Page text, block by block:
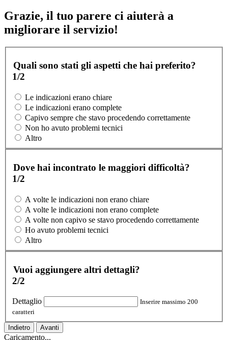
Grazie, il tuo parere ci aiuterà a
migliorare il servizio!
Quali sono stati gli aspetti che hai preferito?
1/2
Le indicazioni erano chiare
Le indicazioni erano complete
Capivo sempre che stavo procedendo correttamente
Non ho avuto problemi tecnici
Altro
Dove hai incontrato le maggiori difficoltà?
1/2
A volte le indicazioni non erano chiare
A volte le indicazioni non erano complete
A volte non capivo se stavo procedendo correttamente
Ho avuto problemi tecnici
Altro
Vuoi aggiungere altri dettagli?
2/2
Dettaglio
Inserire massimo 200
caratteri
Indietro Avanti
Caricamento...